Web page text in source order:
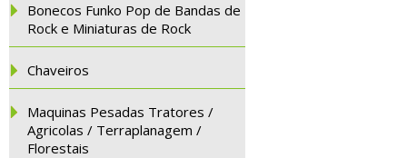
Bonecos Funko Pop de Bandas de
Rock e Miniaturas de Rock
Chaveiros
Maquinas Pesadas Tratores /
Agricolas / Terraplanagem /
Florestais